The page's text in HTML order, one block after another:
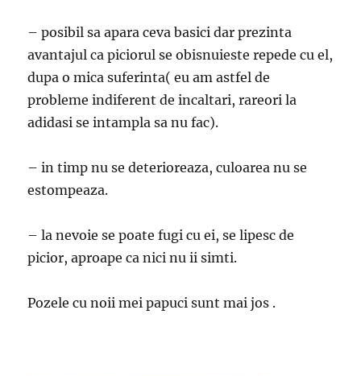
– posibil sa apara ceva basici dar prezinta
avantajul ca piciorul se obisnuieste repede cu el,
dupa o mica suferinta( eu am astfel de
probleme indiferent de incaltari, rareori la
adidasi se intampla sa nu fac).
– in timp nu se deterioreaza, culoarea nu se
estompeaza.
– la nevoie se poate fugi cu ei, se lipesc de
picior, aproape ca nici nu ii simti.
Pozele cu noii mei papuci sunt mai jos .